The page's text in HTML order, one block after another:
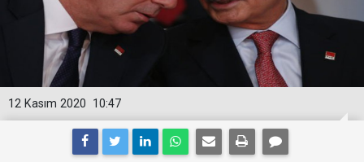
10:47
12 Kasım 2020